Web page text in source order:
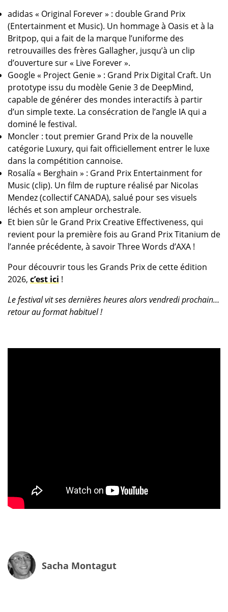
adidas « Original Forever » : double Grand Prix
(Entertainment et Music). Un hommage à Oasis et à la
Britpop, qui a fait de la marque l’uniforme des
retrouvailles des frères Gallagher, jusqu’à un clip
d’ouverture sur « Live Forever ».
Google « Project Genie » : Grand Prix Digital Craft. Un
prototype issu du modèle Genie 3 de DeepMind,
capable de générer des mondes interactifs à partir
d’un simple texte. La consécration de l’angle IA qui a
dominé le festival.
Moncler : tout premier Grand Prix de la nouvelle
catégorie Luxury, qui fait officiellement entrer le luxe
dans la compétition cannoise.
Rosalía « Berghain » : Grand Prix Entertainment for
Music (clip). Un film de rupture réalisé par Nicolas
Mendez (collectif CANADA), salué pour ses visuels
léchés et son ampleur orchestrale.
Et bien sûr le Grand Prix Creative Effectiveness, qui
revient pour la première fois au Grand Prix Titanium de
l’année précédente, à savoir Three Words d’AXA !
Pour découvrir tous les Grands Prix de cette édition
2026, c’est ici !
Le festival vit ses dernières heures alors vendredi prochain…
retour au format habituel !
Sacha Montagut